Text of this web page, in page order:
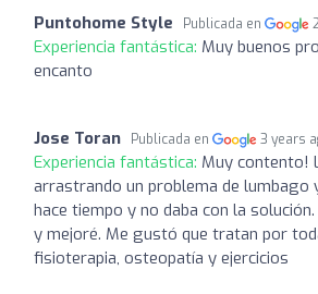
Puntohome Style Publicada en
Experiencia fantástica: Muy buenos
encanto
Jose Toran Publicada en 3 years
Experiencia fantástica: Muy contento!
arrastrando un problema de lumbago
hace tiempo y no daba con la
y mejoré. Me gustó que tratan por
fisioterapia, osteopatía y ejercicios